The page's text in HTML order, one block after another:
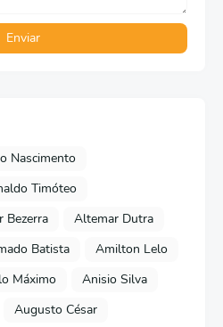
Nascimento
Timóteo
Bezerra
Altemar Dutra
Batista
Amilton Lelo
Máximo
Anisio Silva
Augusto César